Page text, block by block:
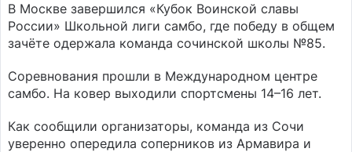
В Москве завершился «Кубок Воинской славы
России» Школьной лиги самбо, где победу в общем
зачёте одержала команда сочинской школы №85.
Соревнования прошли в Международном центре
самбо. На ковер выходили спортсмены 14–16 лет.
Как сообщили организаторы, команда из Сочи
уверенно опередила соперников из Армавира и